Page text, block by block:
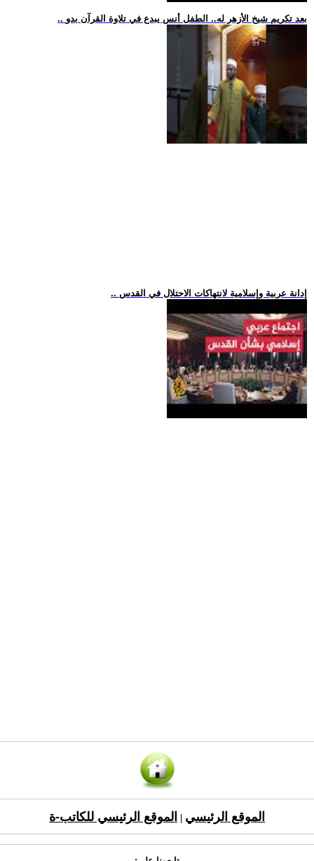
.. بعد تكريم شيخ الأزهر له.. الطفل أنس يبدع في تلاوة القرآن بدو
.. إدانة عربية وإسلامية لانتهاكات الاحتلال في القدس
الموقع الرئيسي الموقع الرئيسي للكاتب-ة